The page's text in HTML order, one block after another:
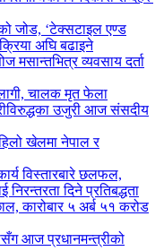
जोड, ‘टेक्सटाइल एण्ड
अघि बढाइने
मसान्तभित्र व्यवसाय दर्ता
चालक मृत फेला
उजुरी आज संसदीय
खेलमा नेपाल र
विस्तारबारे छलफल,
दिने प्रतिबद्धता
कारोबार ५ अर्ब ५१ करोड
आज प्रधानमन्त्रीको